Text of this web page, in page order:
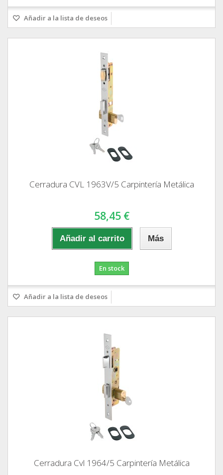
Añadir a la lista de deseos
Cerradura CVL 1963V/5 Carpintería Metálica
58,45 €
Añadir al carrito Más
En stock
Añadir a la lista de deseos
Cerradura Cvl 1964/5 Carpintería Metálica